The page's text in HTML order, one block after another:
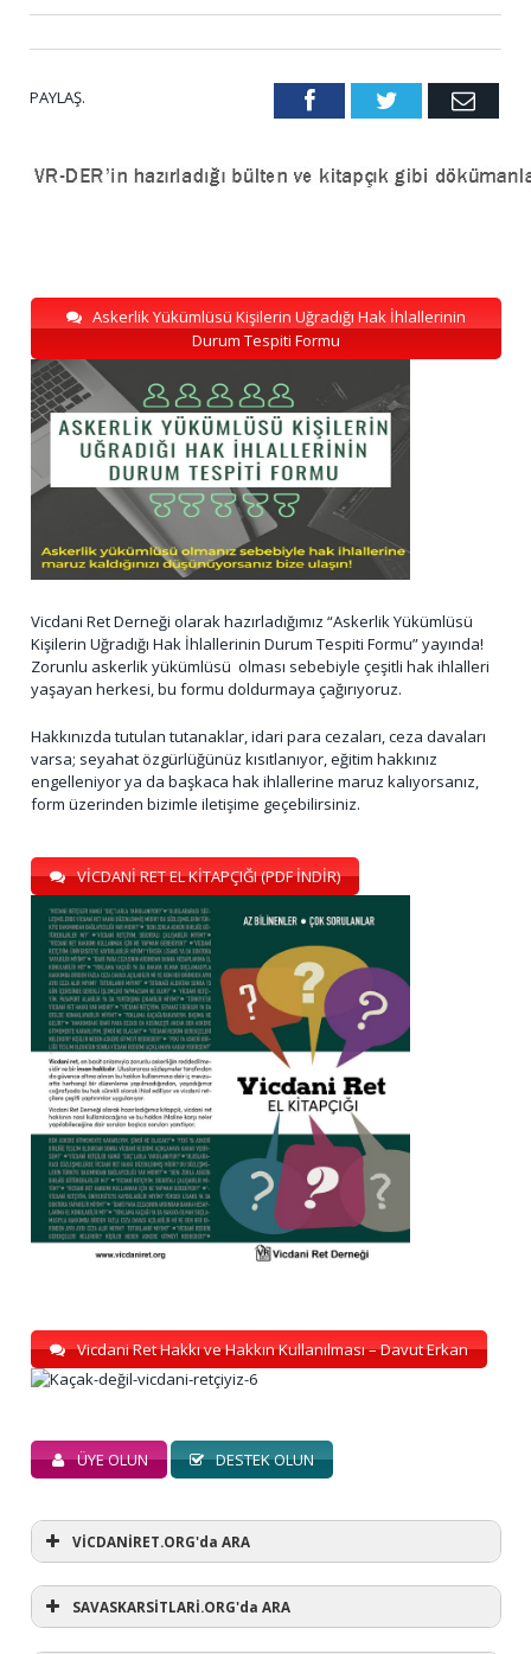
PAYLAŞ. FacebookTwitter Email
Askerlik Yükümlüsü Kişilerin Uğradığı Hak İhlallerinin
Durum Tespiti Formu
Vicdani Ret Derneği olarak hazırladığımız “Askerlik Yükümlüsü
Kişilerin Uğradığı Hak İhlallerinin Durum Tespiti Formu” yayında!
Zorunlu askerlik yükümlüsü olması sebebiyle çeşitli hak ihlalleri
yaşayan herkesi, bu formu doldurmaya çağırıyoruz.
Hakkınızda tutulan tutanaklar, idari para cezaları, ceza davaları
varsa; seyahat özgürlüğünüz kısıtlanıyor, eğitim hakkınız
engelleniyor ya da başkaca hak ihlallerine maruz kalıyorsanız,
form üzerinden bizimle iletişime geçebilirsiniz.
VİCDANİ RET EL KİTAPÇIĞI (PDF İNDİR)
Vicdani Ret Hakkı ve Hakkın Kullanılması – Davut Erkan
ÜYE OLUN DESTEK OLUN
VİCDANİRET.ORG'da ARA
SAVASKARSİTLARİ.ORG'da ARA